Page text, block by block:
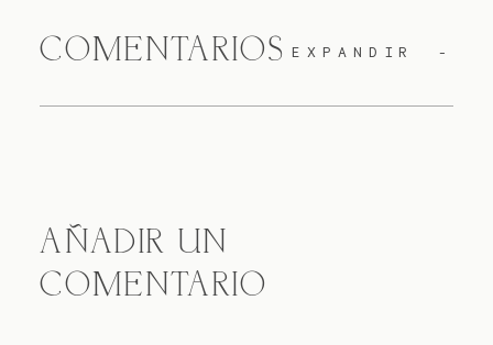
COMENTARIOS EXPANDIR
AÑADIR UN
COMENTARIO
Contacto